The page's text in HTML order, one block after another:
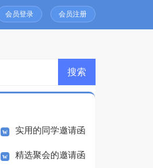
会员登录 会员注册
实用的同学邀请函
模板集合六篇
精选聚会的邀请函